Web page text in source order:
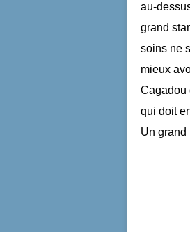
au-
grand
soins ne
mieux
Cagadou
qui doit
Un grand